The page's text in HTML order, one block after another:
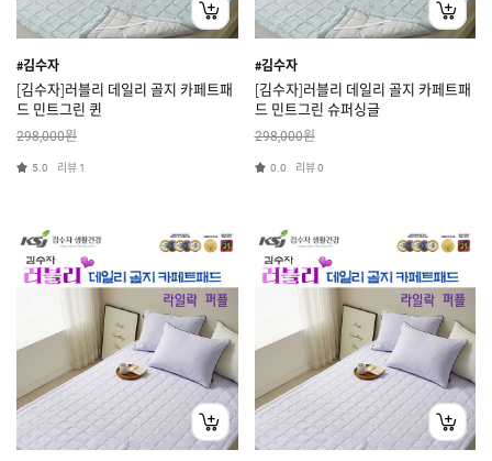
#김수자
[김수자]러블리 데일리 골지 카페트패
드 민트그린 퀸
298,000원
5.0 리뷰 1
#김수자
[김수자]러블리 데일리 골지 카페트패
드 민트그린 슈퍼싱글
298,000원
0.0 리뷰0